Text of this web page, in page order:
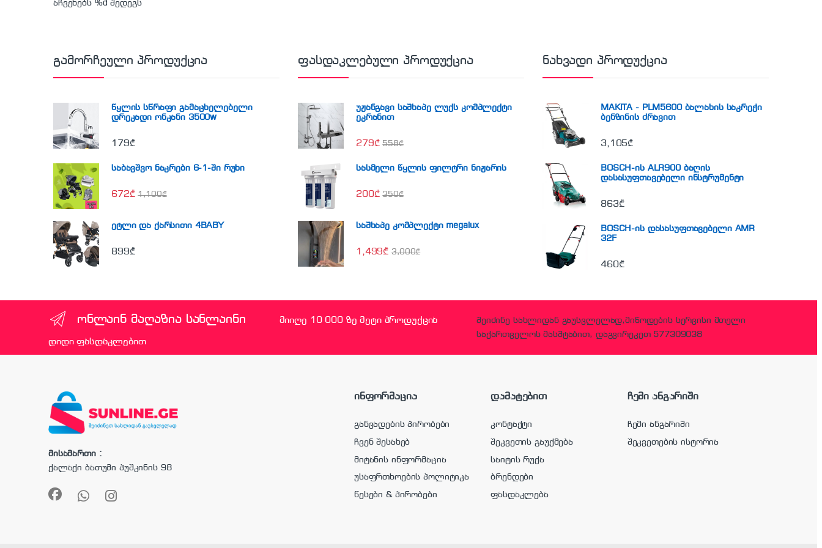
აჩვენებს %d შედეგს
გამორჩეული პროდუქცია
წყლის სწრაფი გამაცხელებელი
დრეკადი ონკანი 3500w
179₾
საბავშვო ნაკრები 6-1-ში რუხი
672₾ 1,100₾
ეტლი და ქარსითი 4BABY
899₾
ფასდაკლებული პროდუქცია
უჟანგავი საშხაპე ლუქს კომპლექტი
ეკრანით
279₾ 558₾
სასმელი წყლის ფილტრი ნიჟარის
200₾ 350₾
საშხაპე კომპლექტი megalux
1,499₾ 3,000₾
ნახვადი პროდუქცია
MAKITA - PLM5600 ბალახის საკრეჭი
ბენზინის ძრავით
3,105₾
BOSCH-ის ALR900 ბაღის
დასასუფთავებელი ინსტრუმენტი
863₾
BOSCH-ის დასასუფთავებელი AMR
32F
460₾
ონლაინ მაღაზია სანლაინი მიიღე 10 000 ზე მეტი პროდუქცია
დიდი ფასდაკლებით
შეიძინე სახლიდან გაუსვლელად,მიწოდების სერვისი მთელი
საქართველოს მასშტაბით, დაგვირეკეთ 577309038
მისამართი :
ქალაქი ბათუმი პუშკინის 98
ინფორმაცია
განვადების პირობები
ჩვენ შესახებ
მიტანის ინფორმაცია
უსაფრთხოების პოლიტიკა
წესები & პირობები
დამატებით
კონტაქტი
შეკვეთის გაუქმება
საიტის რუქა
ბრენდები
ფასდაკლება
ჩემი ანგარიში
ჩემი ანგარიში
შეკვეთების ისტორია